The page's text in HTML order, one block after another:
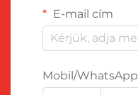
E-mail cím
Mobil/WhatsApp